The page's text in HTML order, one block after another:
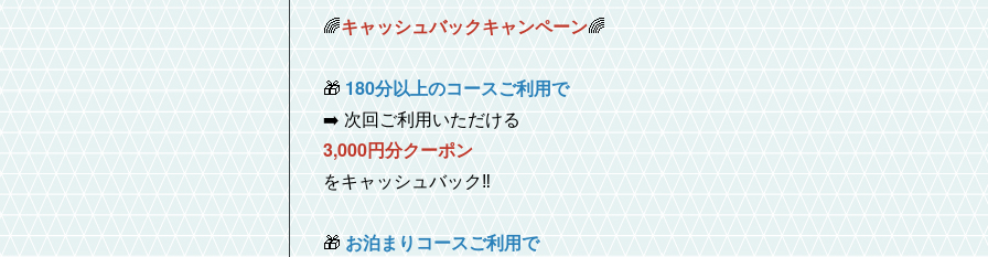
🌈キャッシュバックキャンペーン🌈
🎁 180分以上のコースご利用で
➡️ 次回ご利用いただける
3,000円分クーポン
をキャッシュバック‼️
🎁お泊まりコースご利用で